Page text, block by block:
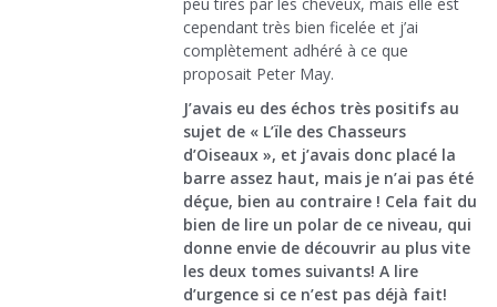
cependant très bien ficelée et j’ai
complètement adhéré à ce que
proposait Peter May.
J’avais eu des échos très positifs au
sujet de « L’ïle des Chasseurs
d’Oiseaux », et j’avais donc placé la
barre assez haut, mais je n’ai pas été
déçue, bien au contraire ! Cela fait du
bien de lire un polar de ce niveau, qui
donne envie de découvrir au plus vite
les deux tomes suivants! A lire
d’urgence si ce n’est pas déjà fait!